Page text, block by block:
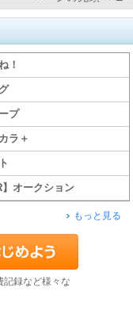
！
プ
ラ＋
】オークション
もっと見る
記録など様々な